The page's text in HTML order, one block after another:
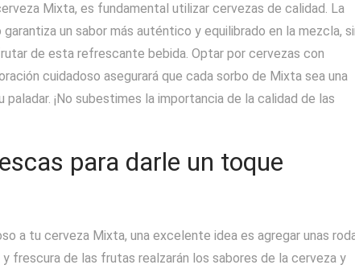
Mixta, es fundamental utilizar cervezas de calidad. La
un sabor más auténtico y equilibrado en la mezcla,
de esta refrescante bebida. Optar por cervezas con
cuidadoso asegurará que cada sorbo de Mixta sea una
¡No subestimes la importancia de la calidad de las
para darle un toque
a tu cerveza Mixta, una excelente idea es agregar unas
frescura de las frutas realzarán los sabores de la cerveza y